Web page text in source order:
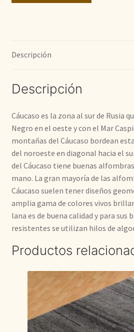
Descripción
Descripción
Cáucaso es la zona al sur de Rusia
Negro en el oeste y con el Mar
montañas del Cáucaso bordean
del noroeste en diagonal hacia el
del Cáucaso tiene buenas
mano. La gran mayoría de las
Cáucaso suelen tener diseños
amplia gama de colores vivos
lana es de buena calidad y para sus
resistentes se utilizan hilos de
Productos